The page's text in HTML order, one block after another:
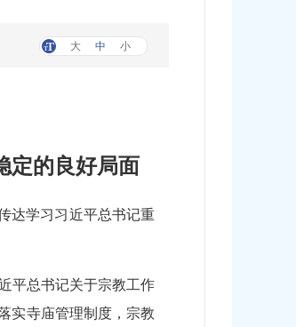
大 中 小
定的良好局面
达学习习近平总书记重
平总书记关于宗教工作
实寺庙管理制度，宗教